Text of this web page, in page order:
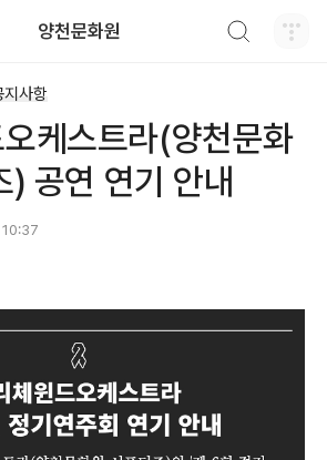
양천문화원
지사항
케스트라(양천문화
) 공연 연기 안내
10:37